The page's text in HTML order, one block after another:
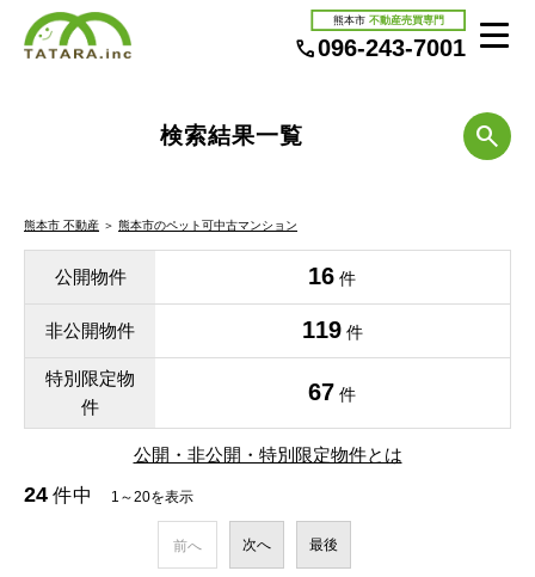
熊本市 不動産売買専門
096-243-7001
検索結果一覧
熊本市 不動産 ＞ 熊本市のペット可中古マンション
公開物件 16 件
非公開物件 119 件
特別限定物
件
67 件
公開・非公開・特別限定物件とは
24 件中 1～20を表示
前へ 次へ 最後